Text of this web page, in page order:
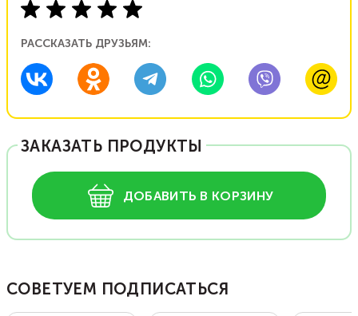
РАССКАЗАТЬ ДРУЗЬЯМ:
ЗАКАЗАТЬ ПРОДУКТЫ
ДОБАВИТЬ В КОРЗИНУ
СОВЕТУЕМ ПОДПИСАТЬСЯ